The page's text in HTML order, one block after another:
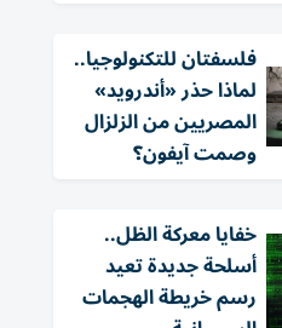
فلسفتان للتكنولوجيا..
لماذا حذر «أندرويد»
المصريين من الزلزال
وصمت آيفون؟
خفايا معركة الظل..
أسلحة جديدة تعيد
رسم خريطة الهجمات